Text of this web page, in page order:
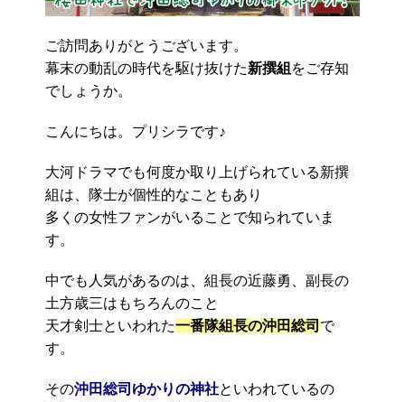
ご訪問ありがとうございます。
幕末の動乱の時代を駆け抜けた新撰組 をご存知
でしょうか。
こんにちは。プリシラです♪
大河ドラマでも何度か取り上げられている新撰
組は、隊士が個性的なこともあり
多くの女性ファンがいることで知られていま
す。
中でも人気があるのは、組長の近藤勇、副長の
土方歳三はもちろんのこと
天才剣士といわれた一番隊組長の沖田総司 で
す。
その沖田総司ゆかりの神社といわれているの